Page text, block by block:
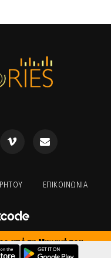
από τη Μηχανή του
ΕΠΙΚΟΙΝΩΝΊΑ